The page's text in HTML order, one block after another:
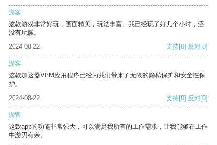
游客
这款游戏非常好玩，画面精美，玩法丰富。我已经玩了好几个小时，还
没有玩腻。
2024-08-22
支持[0] 反对[0]
游客
这款加速器VPM应用程序已经为我们带来了无限的隐私保护和安全性保
护。
2024-08-22
支持[0] 反对[0]
游客
这款app的功能非常强大，可以满足我所有的工作需求，让我能够在工作
中游刃有余。